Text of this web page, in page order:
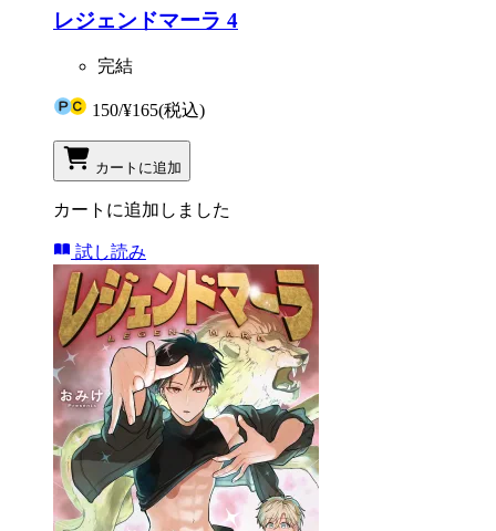
レジェンドマーラ 4
完結
150/¥165(税込)
カートに追加
カートに追加しました
試し読み